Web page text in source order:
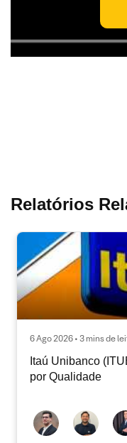
Relatórios
6 Ago 2026 • 3 mins de
Itaú Unibanco
por Qualidade